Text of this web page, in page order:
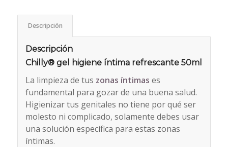
Descripción
Descripción
Chilly® gel higiene íntima refrescante 50ml
La limpieza de tus zonas íntimas es
fundamental para gozar de una buena salud.
Higienizar tus genitales no tiene por qué ser
molesto ni complicado, solamente debes usar
una solución específica para estas zonas
íntimas.